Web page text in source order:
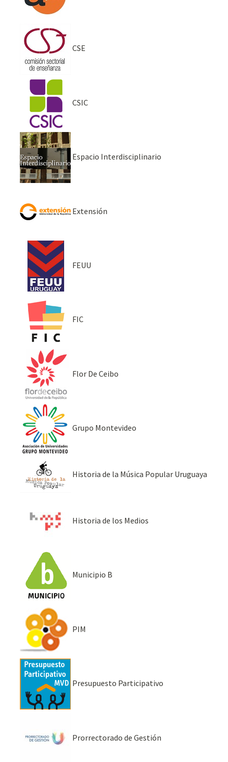
CSE
CSIC
Espacio Interdisciplinario
Extensión
FEUU
FIC
Flor De Ceibo
Grupo Montevideo
Historia de la Música Popular Uruguaya
Historia de los Medios
Municipio B
PIM
Presupuesto Participativo
Prorrectorado de Gestión